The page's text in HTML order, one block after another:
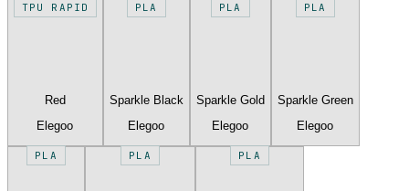
TPU RAPID
Red
Elegoo
PLA
Sparkle Black
Elegoo
PLA
Sparkle Gold
Elegoo
PLA
Sparkle Green
Elegoo
PLA PLA PLA